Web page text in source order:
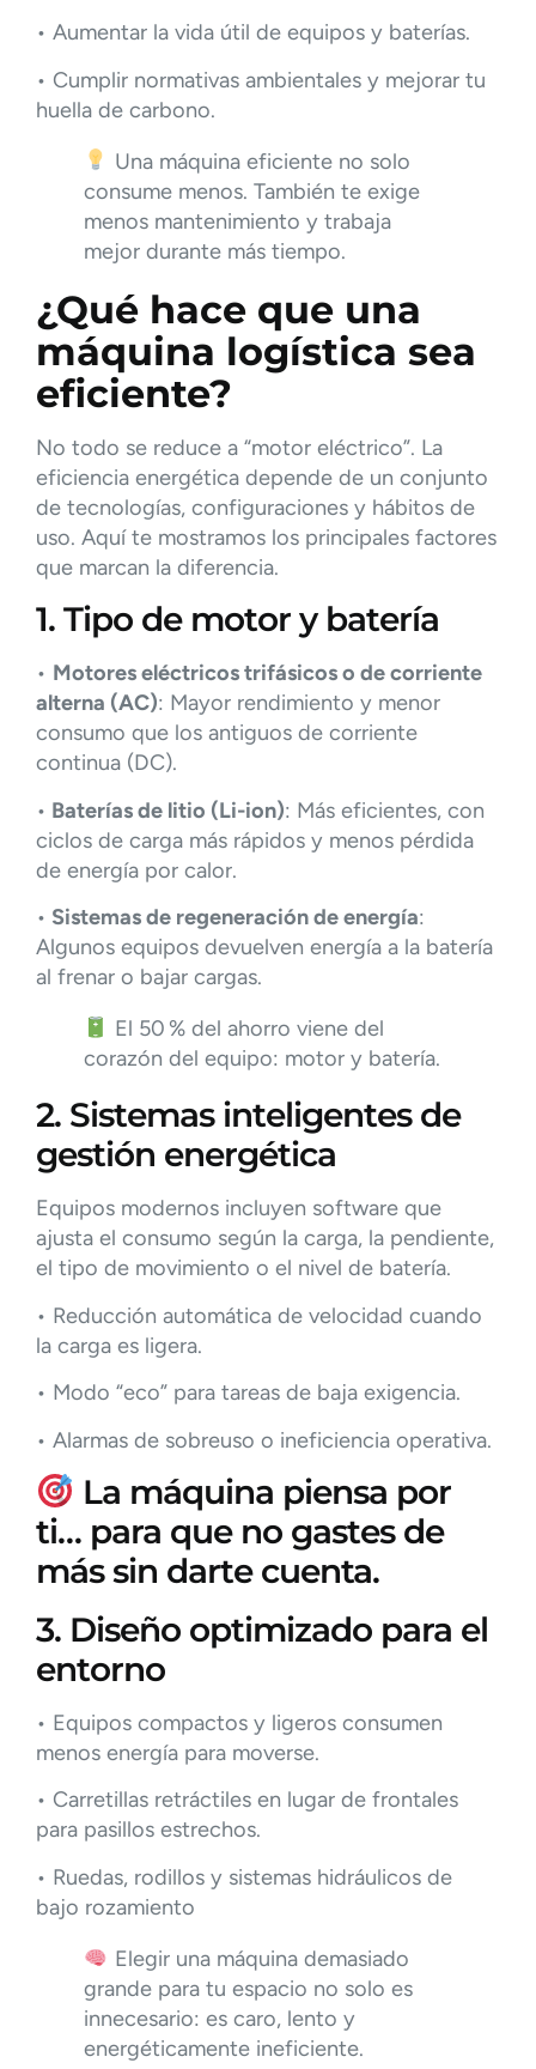
• Aumentar la vida útil de equipos y baterías.
• Cumplir normativas ambientales y mejorar tu
huella de carbono.
Una máquina eficiente no solo
consume menos. También te exige
menos mantenimiento y trabaja
mejor durante más tiempo.
¿Qué hace que una
máquina logística sea
eficiente?
No todo se reduce a “motor eléctrico”. La
eficiencia energética depende de un conjunto
de tecnologías, configuraciones y hábitos de
uso. Aquí te mostramos los principales factores
que marcan la diferencia.
1. Tipo de motor y batería
• Motores eléctricos trifásicos o de corriente
alterna (AC): Mayor rendimiento y menor
consumo que los antiguos de corriente
continua (DC).
• Baterías de litio (Li-ion): Más eficientes, con
ciclos de carga más rápidos y menos pérdida
de energía por calor.
• Sistemas de regeneración de energía:
Algunos equipos devuelven energía a la batería
al frenar o bajar cargas.
El 50 % del ahorro viene del
corazón del equipo: motor y batería.
2. Sistemas inteligentes de
gestión energética
Equipos modernos incluyen software que
ajusta el consumo según la carga, la pendiente,
el tipo de movimiento o el nivel de batería.
• Reducción automática de velocidad cuando
la carga es ligera.
• Modo “eco” para tareas de baja exigencia.
• Alarmas de sobreuso o ineficiencia operativa.
La máquina piensa por
ti… para que no gastes de
más sin darte cuenta.
3. Diseño optimizado para el
entorno
• Equipos compactos y ligeros consumen
menos energía para moverse.
• Carretillas retráctiles en lugar de frontales
para pasillos estrechos.
• Ruedas, rodillos y sistemas hidráulicos de
bajo rozamiento
Elegir una máquina demasiado
grande para tu espacio no solo es
innecesario: es caro, lento y
energéticamente ineficiente.